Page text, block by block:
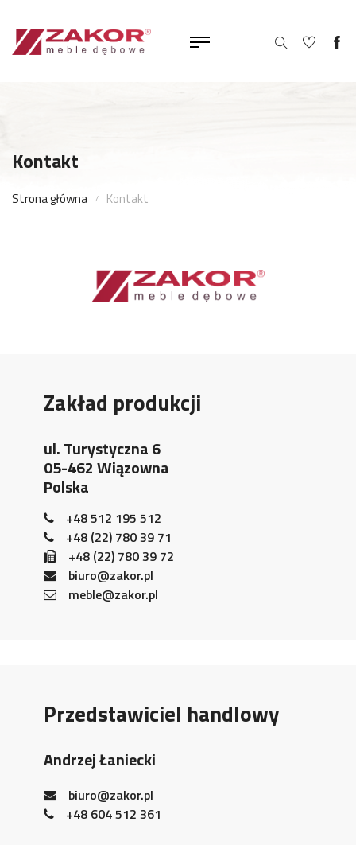
Kontakt
Strona główna Kontakt
Zakład produkcji
ul. Turystyczna 6
05-462 Wiązowna
Polska
+48 512 195 512
+48 (22) 780 39 71
+48 (22) 780 39 72
biuro@zakor.pl
meble@zakor.pl
Przedstawiciel handlowy
Andrzej Łaniecki
biuro@zakor.pl
+48 604 512 361